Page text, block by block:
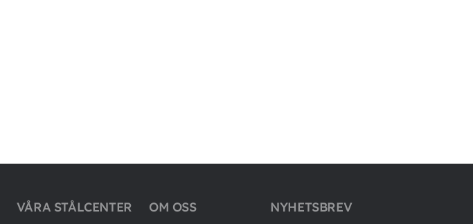
VÅRA STÅLCENTER OM OSS NYHETSBREV